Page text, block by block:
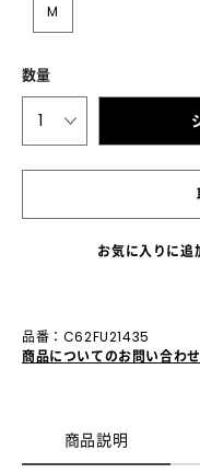
M
数量
1
お気に入りに追
品番：C62FU21435
商品についてのお問い合わせ
商品説明